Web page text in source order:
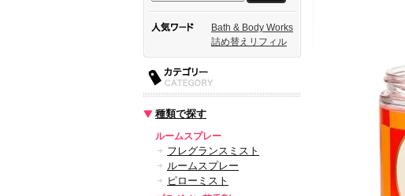
Bath & Body Works
詰め替えリフィル
種類で探す
ルームスプレー
フレグランスミスト
ルームスプレー
ピローミスト